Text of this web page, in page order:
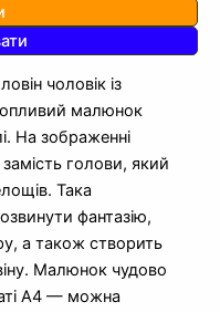
чоловік із
малюнок
На зображенні
голови, який
Така
фантазію,
а також створить
Малюнок чудово
А4 — можна